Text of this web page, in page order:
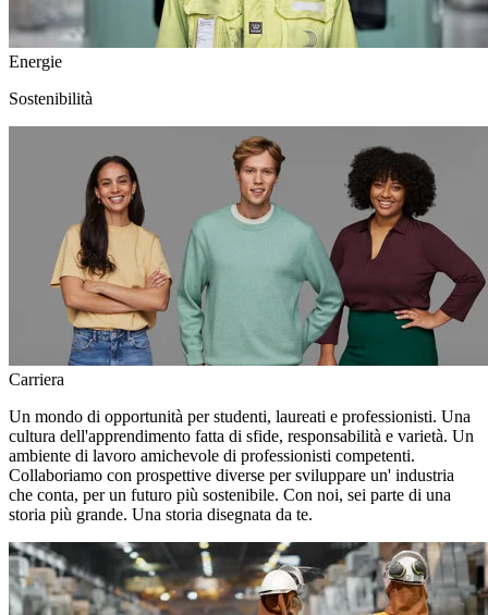
Energie
Sostenibilità
Carriera
Un mondo di opportunità per studenti, laureati e professionisti. Una
cultura dell'apprendimento fatta di sfide, responsabilità e varietà. Un
ambiente di lavoro amichevole di professionisti competenti.
Collaboriamo con prospettive diverse per sviluppare un' industria
che conta, per un futuro più sostenibile. Con noi, sei parte di una
storia più grande. Una storia disegnata da te.